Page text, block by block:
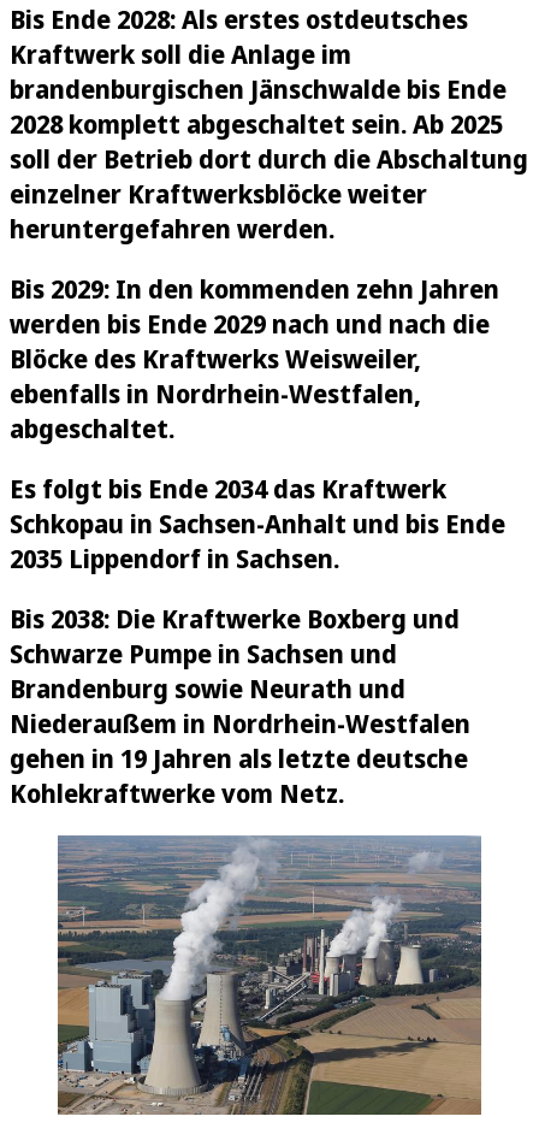
Bis Ende 2028: Als erstes ostdeutsches
Kraftwerk soll die Anlage im
brandenburgischen Jänschwalde bis Ende
2028 komplett abgeschaltet sein. Ab 2025
soll der Betrieb dort durch die Abschaltung
einzelner Kraftwerksblöcke weiter
heruntergefahren werden.
Bis 2029: In den kommenden zehn Jahren
werden bis Ende 2029 nach und nach die
Blöcke des Kraftwerks Weisweiler,
ebenfalls in Nordrhein-Westfalen,
abgeschaltet.
Es folgt bis Ende 2034 das Kraftwerk
Schkopau in Sachsen-Anhalt und bis Ende
2035 Lippendorf in Sachsen.
Bis 2038: Die Kraftwerke Boxberg und
Schwarze Pumpe in Sachsen und
Brandenburg sowie Neurath und
Niederaußem in Nordrhein-Westfalen
gehen in 19 Jahren als letzte deutsche
Kohlekraftwerke vom Netz.